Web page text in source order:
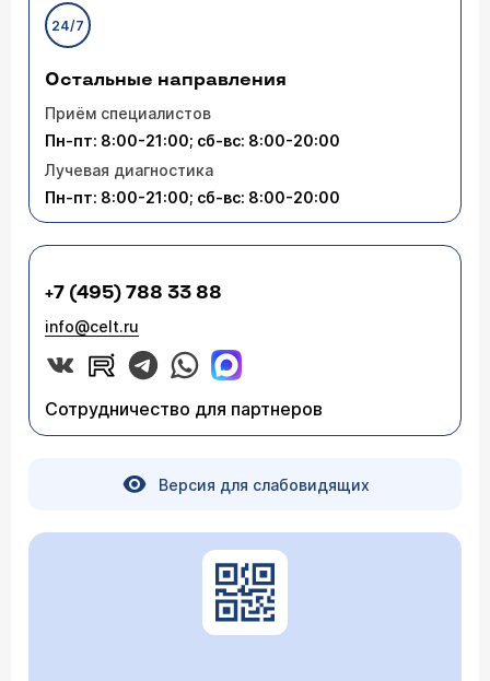
24/7
Остальные направления
Приём специалистов
Пн-пт: 8:00-21:00; сб-вс: 8:00-20:00
Лучевая диагностика
Пн-пт: 8:00-21:00; сб-вс: 8:00-20:00
+7 (495) 788 33 88
info@celt.ru
Сотрудничество для партнеров
Версия для слабовидящих